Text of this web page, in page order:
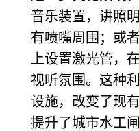
音乐装置，讲照
有喷嘴周围；或
上设置激光管，
视听氛围。这种
设施，改变了现
提升了城市水工